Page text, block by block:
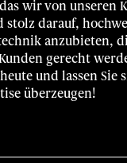
wir von unseren
stolz darauf,
anzubieten,
gerecht
und lassen Sie
überzeugen!